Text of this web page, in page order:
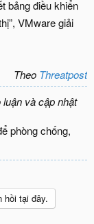
bảng điều khiển
VMware giải
Theo Threatpost
và cập nhật
phòng chống,
hồi tại đây.